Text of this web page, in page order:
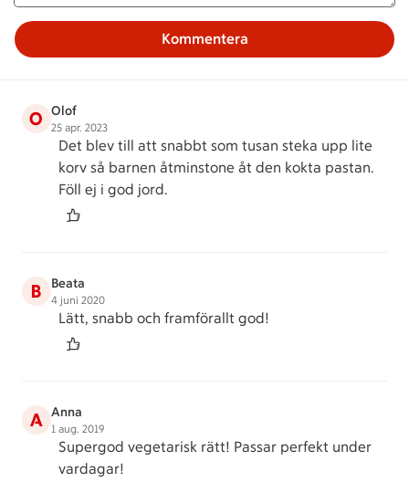
Kommentera
O Olof
25 apr. 2023
Det blev till att snabbt som tusan steka upp lite
korv så barnen åtminstone åt den kokta pastan.
Föll ej i god jord.
B Beata
4 juni 2020
Lätt, snabb och framförallt god!
A Anna
1 aug. 2019
Supergod vegetarisk rätt! Passar perfekt under
vardagar!